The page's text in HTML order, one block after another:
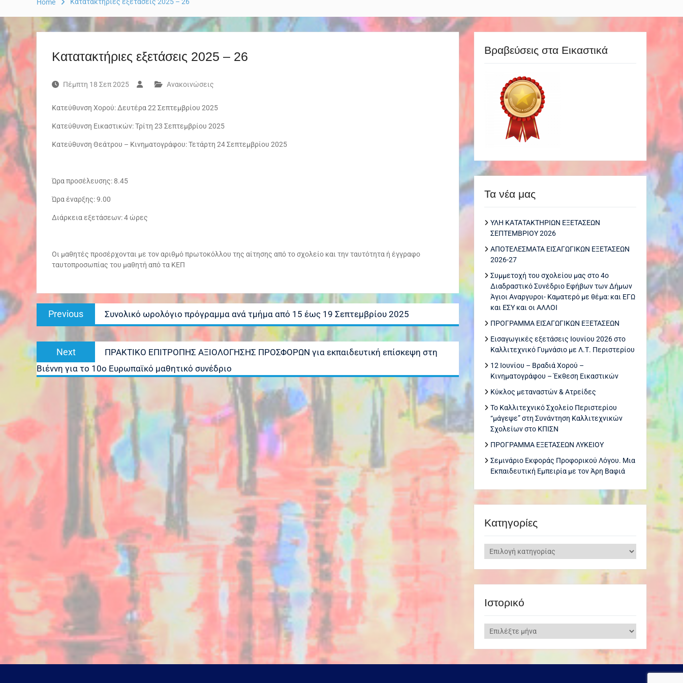
Home
Κατατακτήριες εξετάσεις 2025 – 26
Πέμπτη 18 Σεπ 2025 Ανακοινώσεις
Κατεύθυνση Χορού: Δευτέρα 22 Σεπτεμβρίου 2025
Κατεύθυνση Εικαστικών: Τρίτη 23 Σεπτεμβρίου 2025
Κατεύθυνση Θεάτρου – Κινηματογράφου: Τετάρτη 24 Σεπτεμβρίου 2025
Ώρα προσέλευσης: 8.45
Ώρα έναρξης: 9.00
Διάρκεια εξετάσεων: 4 ώρες
Οι μαθητές προσέρχονται με τον αριθμό πρωτοκόλλου της αίτησης από το σχολείο και την ταυτότητα ή έγγραφο
ταυτοπροσωπίας του μαθητή από τα ΚΕΠ
Πλοήγηση
άρθρων
Previous
Previous
post:
Συνολικό ωρολόγιο πρόγραμμα ανά τμήμα από 15 έως 19 Σεπτεμβρίου 2025
Next
post:
ΠΡΑΚΤΙΚΟ ΕΠΙΤΡΟΠΗΣ ΑΞΙΟΛΟΓΗΣΗΣ ΠΡΟΣΦΟΡΩΝ για εκπαιδευτική επίσκεψη στη
Βιέννη για το 10ο Ευρωπαϊκό μαθητικό συνέδριο
Βραβεύσεις στα Εικαστικά
Τα νέα μας
ΥΛΗ ΚΑΤΑΤΑΚΤΗΡΙΩΝ ΕΞΕΤΑΣΕΩΝ
ΣΕΠΤΕΜΒΡΙΟΥ 2026
ΑΠΟΤΕΛΕΣΜΑΤΑ ΕΙΣΑΓΩΓΙΚΩΝ ΕΞΕΤΑΣΕΩΝ
2026-27
Συμμετοχή του σχολείου μας στο 4ο
Διαδραστικό Συνέδριο Εφήβων των Δήμων
Άγιοι Αναργυροι- Καματερό με θέμα: και ΕΓΩ
και ΕΣΥ και οι ΑΛΛΟΙ
ΠΡΟΓΡΑΜΜΑ ΕΙΣΑΓΩΓΙΚΩΝ ΕΞΕΤΑΣΕΩΝ
Εισαγωγικές εξετάσεις Ιουνίου 2026 στο
Καλλιτεχνικό Γυμνάσιο με Λ.Τ. Περιστερίου
12 Ιουνίου – Βραδιά Χορού –
Κινηματογράφου – Έκθεση Εικαστικών
Κύκλος μεταναστών & Ατρείδες
Το Καλλιτεχνικό Σχολείο Περιστερίου
“μάγεψε” στη Συνάντηση Καλλιτεχνικών
Σχολείων στο ΚΠΙΣΝ
ΠΡΟΓΡΑΜΜΑ ΕΞΕΤΑΣΕΩΝ ΛΥΚΕΙΟΥ
Σεμινάριο Εκφοράς Προφορικού Λόγου. Μια
Εκπαιδευτική Εμπειρία με τον Άρη Βαφιά
Kατηγορίες
Kατηγορίες
Ιστορικό
Ιστορικό